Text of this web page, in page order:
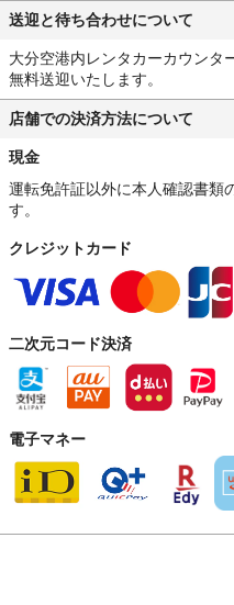
送迎と待ち合わせについて
大分空港内レンタカーカウンタ
無料送迎いたします。
店舗での決済方法について
現金
運転免許証以外に本人確認書類
す。
クレジットカード
二次元コード決済
電子マネー